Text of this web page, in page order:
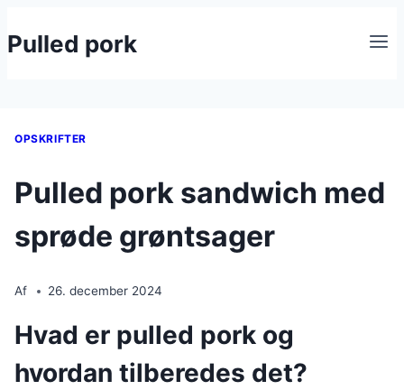
til
Pulled pork
OPSKRIFTER
Pulled pork sandwich med
sprøde grøntsager
Af 26. december 2024
Hvad er pulled pork og
hvordan tilberedes det?